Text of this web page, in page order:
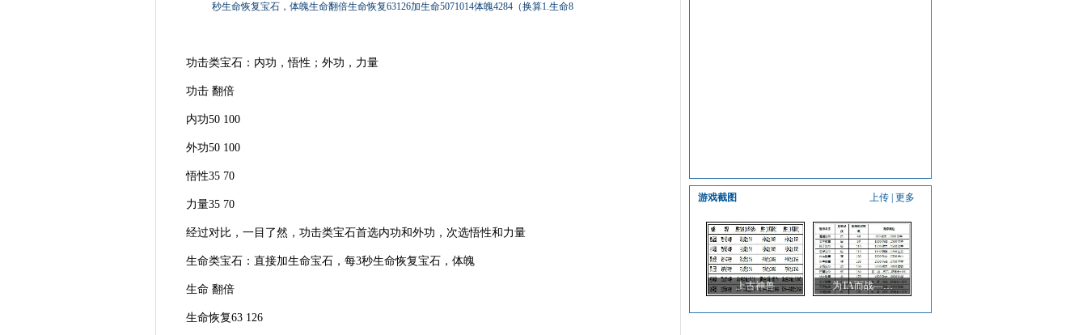
秒生命恢复宝石，体魄生命翻倍生命恢复63126加生命5071014体魄4284（换算1.生命8
功击类宝石：内功，悟性；外功，力量
功击 翻倍
内功50 100
外功50 100
悟性35 70
力量35 70
经过对比，一目了然，功击类宝石首选内功和外功，次选悟性和力量
生命类宝石：直接加生命宝石，每3秒生命恢复宝石，体魄
生命 翻倍
生命恢复63 126
上传 更多
游戏截图
上古神兽 为TA而战—…